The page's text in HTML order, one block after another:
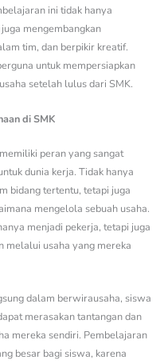
ini tidak hanya
mengembangkan
tim, dan berpikir kreatif.
untuk mempersiapkan
setelah lulus dari SMK.
di SMK
peran yang sangat
dunia kerja. Tidak hanya
bidang tertentu, tetapi juga
mengelola sebuah usaha.
menjadi pekerja, tetapi juga
melalui usaha yang mereka
dalam berwirausaha, siswa
merasakan tantangan dan
mereka sendiri. Pembelajaran
besar bagi siswa, karena